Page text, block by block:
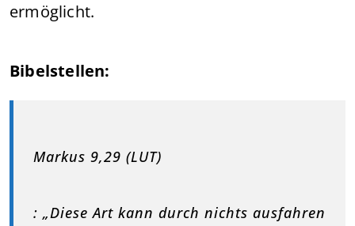
ermöglicht.
Bibelstellen:
Markus 9,29 (LUT)
: „Diese Art kann durch nichts ausfahren